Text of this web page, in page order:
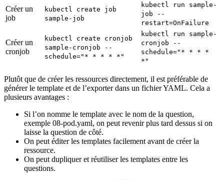
Créer un
job
kubectl create job
sample-job
kubectl run sample-
job --
restart=OnFailure
Créer un
cronjob
kubectl create cronjob
sample-cronjob --
schedule="* * * * *"
kubectl run sample-
cronjob --
schedule="* * * *
*"
Plutôt que de créer les ressources directement, il est préférable de
générer le template et de l’exporter dans un fichier YAML. Cela a
plusieurs avantages :
Si l’on nomme le template avec le nom de la question,
exemple 08-pod.yaml, on peut revenir plus tard dessus si on
laisse la question de côté.
On peut éditer les templates facilement avant de créer la
ressource.
On peut dupliquer et réutiliser les templates entre les
questions.